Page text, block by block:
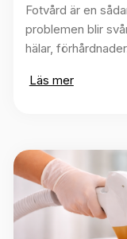
Fotvård är en
problemen blir
hälar,
Läs mer